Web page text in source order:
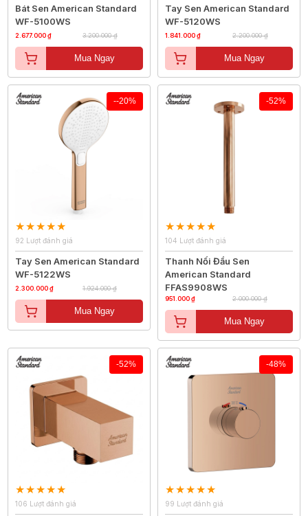
Bát Sen American Standard
WF-5100WS
2.677.000 ₫ 3.200.000 ₫
Mua Ngay
Tay Sen American Standard
WF-5120WS
1.841.000 ₫ 2.200.000 ₫
Mua Ngay
--20%
92 Lượt đánh giá
Tay Sen American Standard
WF-5122WS
2.300.000 ₫ 1.924.000 ₫
Mua Ngay
-52%
104 Lượt đánh giá
Thanh Nối Đầu Sen
American Standard
FFAS9908WS
951.000 ₫ 2.000.000 ₫
Mua Ngay
-52%
106 Lượt đánh giá
-48%
99 Lượt đánh giá